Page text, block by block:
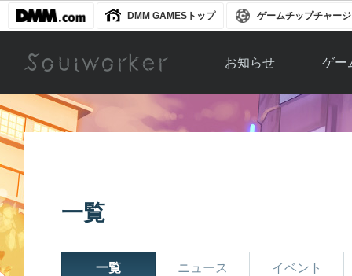
DMM GAMESトップ ゲームチップチャージ
お知らせ
お知らせ一覧
ゲー
ソウ
一覧
一覧 ニュース イベント